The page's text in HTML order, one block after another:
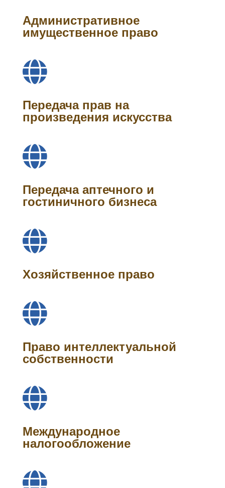
Административное
имущественное право

Передача прав на
произведения искусства

Передача аптечного и
гостиничного бизнеса

Хозяйственное право

Право интеллектуальной
собственности

Международное
налогообложение
